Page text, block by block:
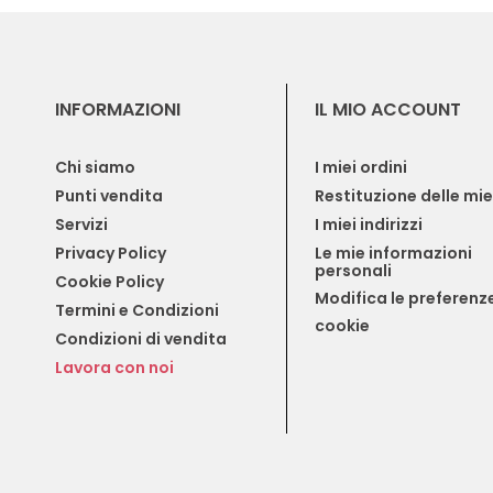
INFORMAZIONI
Chi siamo
Punti vendita
Servizi
Privacy Policy
Cookie Policy
Termini e Condizioni
Condizioni di vendita
Lavora con noi
IL MIO ACCOUNT
I miei ordini
Restituzione delle
I miei indirizzi
Le mie informazioni
personali
Modifica le
cookie